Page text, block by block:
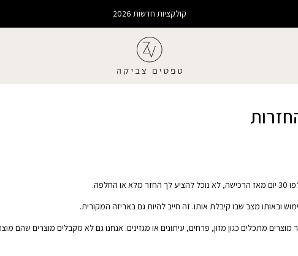
קולקציות חדשות 2026
ובאותו מצב שבו קיבלת אותו. זה חייב להיות גם באריזה המקורית.
מתכלים כגון מזון, פרחים, עיתונים או מגזינים. אנחנו גם לא מקבלים מוצרים שהם